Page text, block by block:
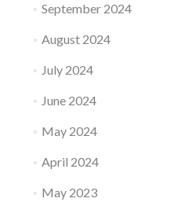
September 2024
August 2024
July 2024
June 2024
May 2024
April 2024
May 2023